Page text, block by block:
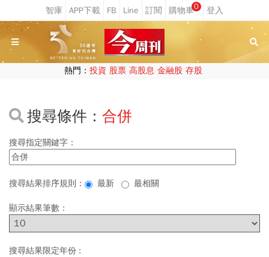
0
熱門： 投資 股票 高股息 金融股 存股
搜尋條件： 合併
搜尋指定關鍵字：
搜尋結果排序規則： 最新 最相關
顯示結果筆數：
搜尋結果限定年份 :